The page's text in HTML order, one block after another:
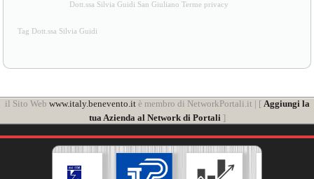
Dott.ssa Silvia Guidi San Giuliano Terme privacy
Tag Dott.ssa Silvia Guidi
il Sito Web www.italy.benevento.itè membro di NetworkPortali.it | [ Aggiungi la
tua Azienda al Network di Portali]